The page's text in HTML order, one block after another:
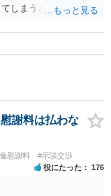
しまうと、相手の思
みてはいかがでしょ
謝料は払わな
慰謝料 #示談交渉
役にたった 176